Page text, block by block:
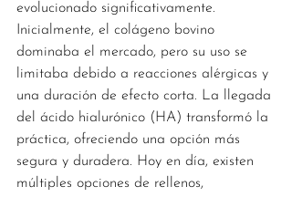
evolucionado significativamente.
Inicialmente, el colágeno bovino
dominaba el mercado, pero su uso se
limitaba debido a reacciones alérgicas y
una duración de efecto corta. La llegada
del ácido hialurónico (HA) transformó la
práctica, ofreciendo una opción más
segura y duradera. Hoy en día, existen
múltiples opciones de rellenos,